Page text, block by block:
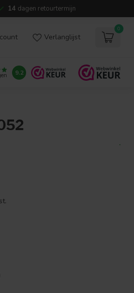
14 dagen retourtermijn
Verlanglijst
0
9.2
.